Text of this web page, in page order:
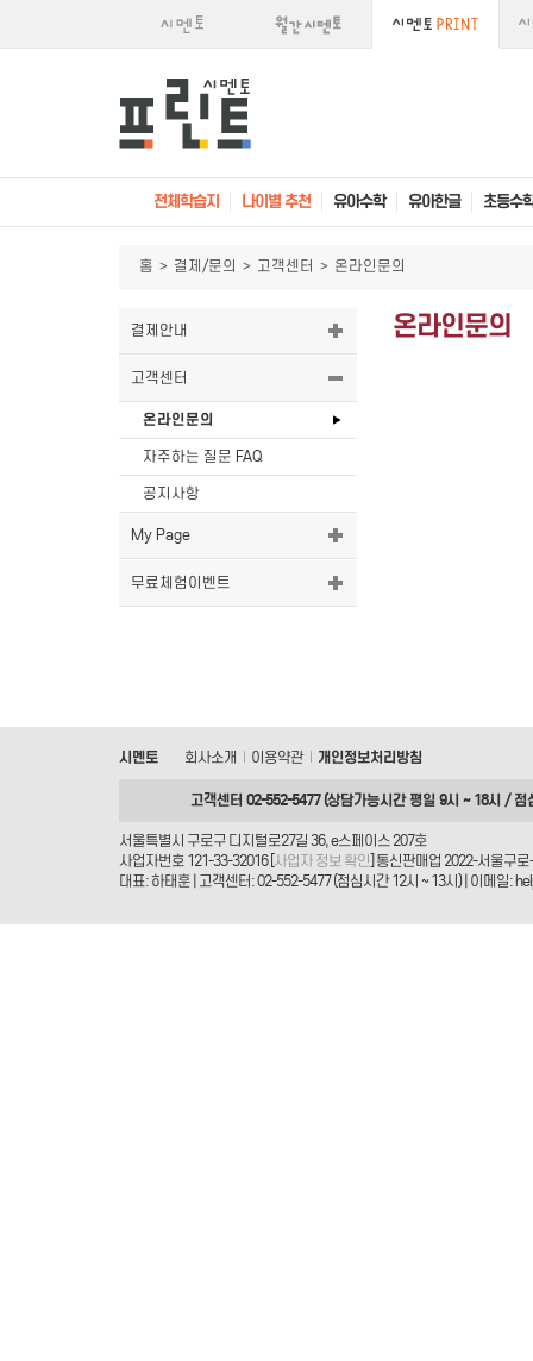
전체학습지 나이별 추천 유아수학 유아한글 초등수
홈 > 결제/문의 > 고객센터 > 온라인문의
결제안내
고객센터
온라인문의
자주하는 질문 FAQ
공지사항
My Page
무료체험이벤트
온라인문의
시멘토 회사소개 이용약관 개인정보처리방침
고객센터 02-552-5477 (상담가능시간 평일 9시 ~ 18시 / 점
서울특별시 구로구 디지털로27길 36, e스페이스 207호
사업자번호 121-33-32016 [ 사업자 정보 확인 ] 통신판매업 2022-서울구
대표: 하태훈 | 고객센터: 02-552-5477 (점심시간 12시 ~ 13시) | 이메일: